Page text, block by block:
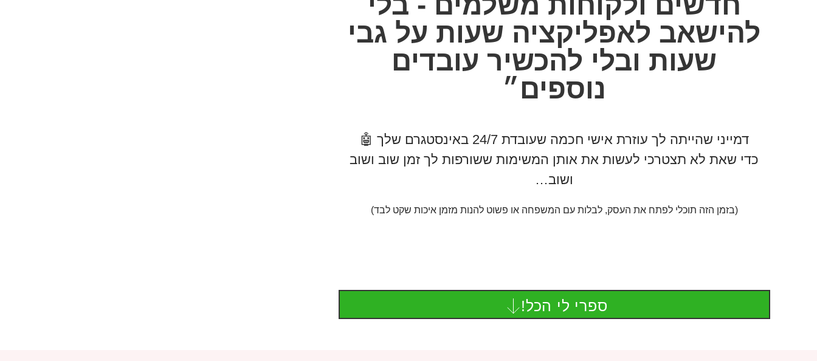
להישאב לאפליקציה שעות על גבי
שעות ובלי להכשיר עובדים
נוספים״
דמייני שהייתה לך עוזרת אישי חכמה שעובדת 24/7 באינסטגרם שלך 🤖
כדי שאת לא תצטרכי לעשות את אותן המשימות ששורפות לך זמן שוב ושוב
ושוב…
(בזמן הזה תוכלי לפתח את העסק, לבלות עם המשפחה או פשוט להנות מזמן איכות שקט לבד)
ספרי לי הכל!